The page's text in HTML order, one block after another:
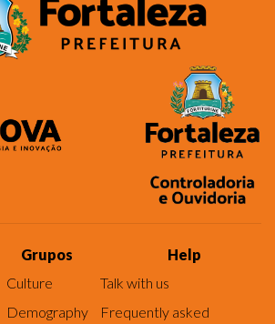
Grupos
Culture
Demography
Help
Talk with us
Frequently asked